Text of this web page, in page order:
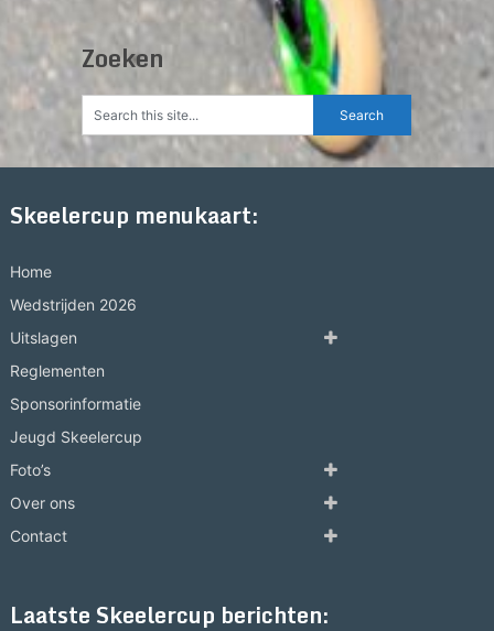
Zoeken
Skeelercup menukaart:
Home
Wedstrijden 2026
Uitslagen
Reglementen
Sponsorinformatie
Jeugd Skeelercup
Foto’s
Over ons
Contact
Laatste Skeelercup berichten: